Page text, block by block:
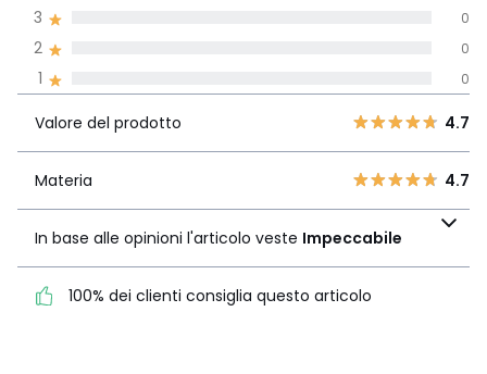
1 0
2
3 0
4
5 4.7
Impeccabile
100% dei clienti consiglia
1 0
2 0
3 0
Valore del prodotto 4.7
Materia 4.7
In base alle opinioni l'articolo veste Impeccabile
100% dei clienti consiglia questo articolo